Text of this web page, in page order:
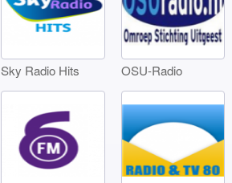
Sky Radio Hits OSU-Radio